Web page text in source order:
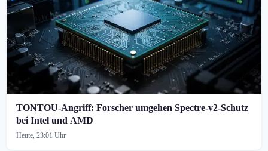
TONTOU-Angriff: Forscher umgehen Spectre-v2-Schutz
bei Intel und AMD
Heute, 23:01 Uhr